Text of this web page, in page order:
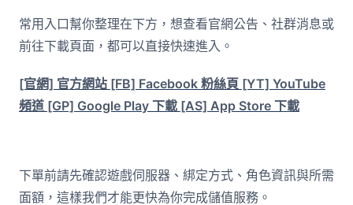
常用入口幫你整理在下方，想查看官網公告、社群消息或
前往下載頁面，都可以直接快速進入。
[官網] 官方網站 [FB] Facebook 粉絲頁 [YT] YouTube
頻道 [GP] Google Play 下載 [AS] App Store 下載
下單前請先確認遊戲伺服器、綁定方式、角色資訊與所需
面額，這樣我們才能更快為你完成儲值服務。